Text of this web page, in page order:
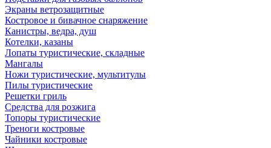
Экраны ветрозащитные
Костровое и бивачное снаряжение
Канистры, ведра, душ
Котелки, казаны
Лопаты туристические, складные
Мангалы
Ножи туристические, мультитулы
Пилы туристические
Решетки гриль
Средства для розжига
Топоры туристические
Треноги костровые
Чайники костровые